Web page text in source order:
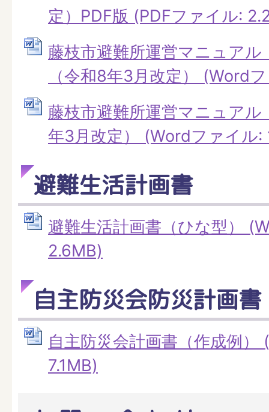
定）PDF版 (PDFファイル:
藤枝市避難所運営マニュアル
（令和8年3月改定） (Word
藤枝市避難所運営マニュアル
年3月改定） (Wordファイル:
避難生活計画書
避難生活計画書（ひな型）
2.6MB)
自主防災会防災計画
自主防災会計画書（作成例
7.1MB)